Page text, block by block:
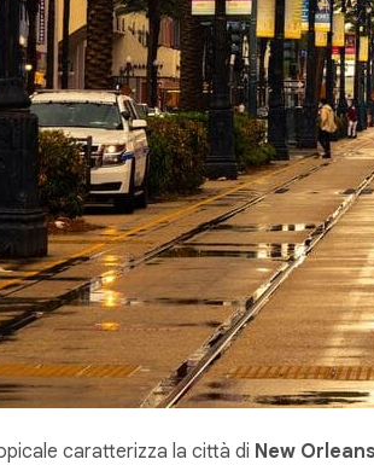
caratterizza la città di New Orleans